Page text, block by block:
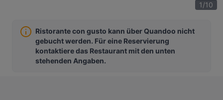
1/10
Ristorante con gusto kann über Quandoo nicht
gebucht werden. Für eine Reservierung
kontaktiere das Restaurant mit den unten
stehenden Angaben.